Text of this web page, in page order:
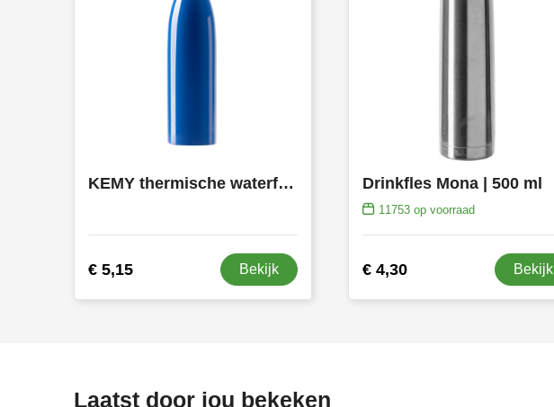
KEMY thermische waterfles
€ 5,15 Bekijk
Drinkfles Mona | 500 ml
11753op voorraad
€ 4,30 Bekijk
Laatst door jou bekeken